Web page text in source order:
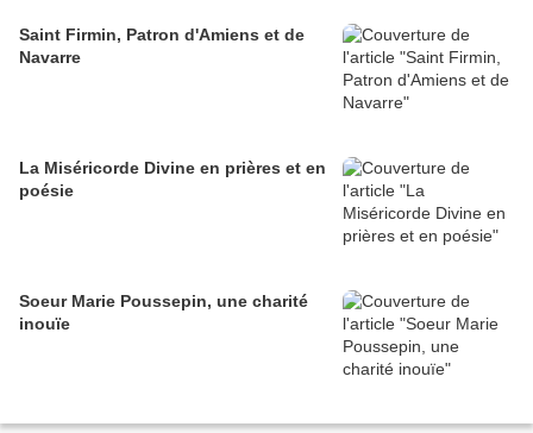
Saint Firmin, Patron d'Amiens et de
Navarre
La Miséricorde Divine en prières et en
poésie
Soeur Marie Poussepin, une charité
inouïe